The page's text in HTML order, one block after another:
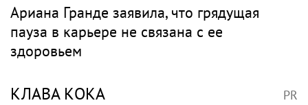
Ариана Гранде заявила, что грядущая
пауза в карьере не связана с ее
здоровьем
КЛАВА КОКА PR